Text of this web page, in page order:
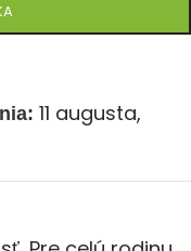
11 augusta,